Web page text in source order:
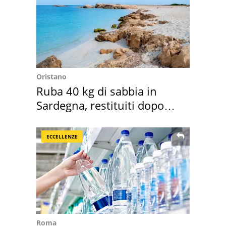
Oristano
Ruba 40 kg di sabbia in
Sardegna, restituiti dopo
ECCELLENZE
Roma